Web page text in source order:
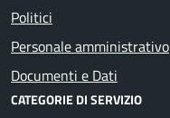
Politici
Personale amministrativo
Documenti e Dati
CATEGORIE DI SERVIZIO